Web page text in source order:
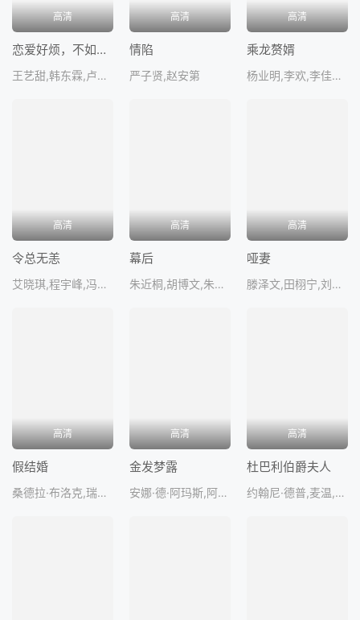
高清
恋爱好烦，不如结婚吧！
王艺甜,韩东霖,卢佳,黄逍
高清
情陷
严子贤,赵安第
高清
乘龙赘婿
杨业明,李欢,李佳佳,江宇顺,刘贾
高清
令总无恙
艾晓琪,程宇峰,冯琬贺,倪寒尽,刘应梦园
高清
幕后
朱近桐,胡博文,朱旻昕,刘雪帆,李峻
高清
哑妻
滕泽文,田栩宁,刘昕念,佟亮,王睿子
高清
假结婚
桑德拉·布洛克,瑞安·雷诺兹,玛丽·斯汀伯根,格雷格·T·尼尔森,贝蒂·怀特
高清
金发梦露
安娜·德·阿玛斯,阿德里安·布罗迪,鲍比·坎纳瓦尔,朱丽安妮·尼科尔森,莉莉·费舍
高清
杜巴利伯爵夫人
约翰尼·德普,麦温,梅尔维尔·珀波,皮埃尔·里夏尔,帕斯卡尔·格雷戈